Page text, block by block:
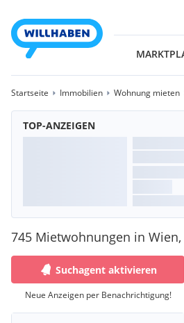
Startseite Immobilien Wohnung mieten
TOP-ANZEIGEN
745 Mietwohnungen in
Suchagent aktivieren
Neue Anzeigen per Benachrichtigung!